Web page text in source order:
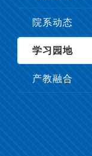
院系动态
学习园地
产教融合